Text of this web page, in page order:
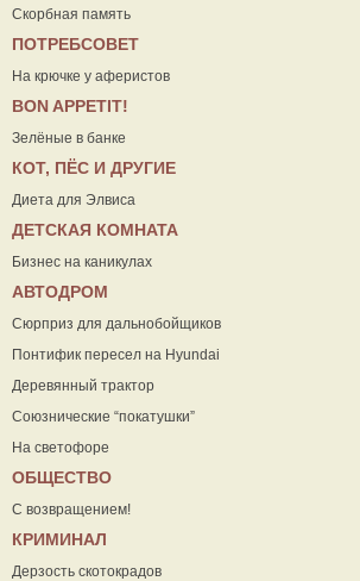
Скорбная память
ПОТРЕБСОВЕТ
На крючке у аферистов
ВON APPETIT!
Зелёные в банке
КОТ, ПЁС И ДРУГИЕ
Диета для Элвиса
ДЕТСКАЯ КОМНАТА
Бизнес на каникулах
АВТОДРОМ
Сюрприз для дальнобойщиков
Понтифик пересел на Hyundai
Деревянный трактор
Союзнические “покатушки”
На светофоре
ОБЩЕСТВО
С возвращением!
КРИМИНАЛ
Дерзость скотокрадов